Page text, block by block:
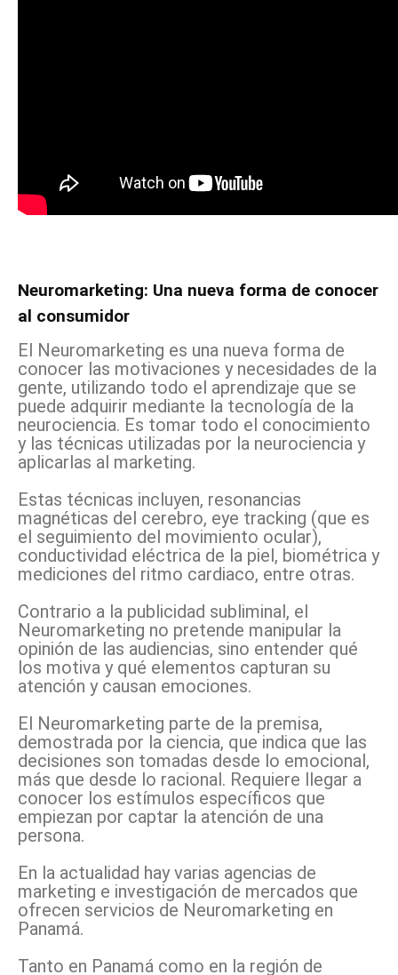
Neuromarketing: Una nueva forma de conocer
al consumidor
El Neuromarketing es una nueva forma de
conocer las motivaciones y necesidades de la
gente, utilizando todo el aprendizaje que se
puede adquirir mediante la tecnología de la
neurociencia. Es tomar todo el conocimiento
y las técnicas utilizadas por la neurociencia y
aplicarlas al marketing.
Estas técnicas incluyen, resonancias
magnéticas del cerebro, eye tracking (que es
el seguimiento del movimiento ocular),
conductividad eléctrica de la piel, biométrica y
mediciones del ritmo cardiaco, entre otras.
Contrario a la publicidad subliminal, el
Neuromarketing no pretende manipular la
opinión de las audiencias, sino entender qué
los motiva y qué elementos capturan su
atención y causan emociones.
El Neuromarketing parte de la premisa,
demostrada por la ciencia, que indica que las
decisiones son tomadas desde lo emocional,
más que desde lo racional. Requiere llegar a
conocer los estímulos específicos que
empiezan por captar la atención de una
persona.
En la actualidad hay varias agencias de
marketing e investigación de mercados que
ofrecen servicios de Neuromarketing en
Panamá.
Tanto en Panamá como en la región de